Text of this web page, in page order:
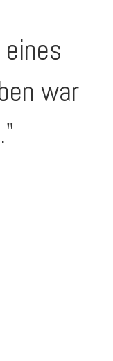
war